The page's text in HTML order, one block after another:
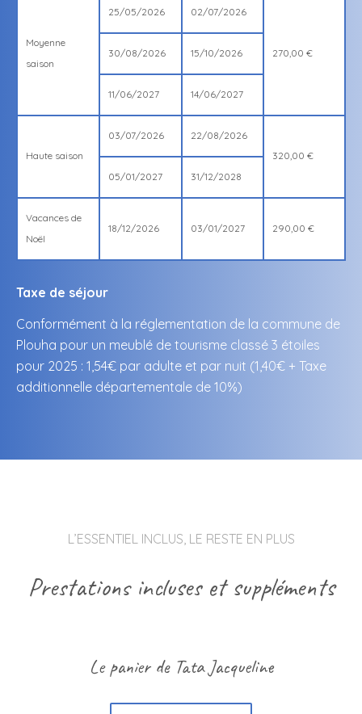
Moyenne
saison
25/05/2026 02/07/2026
270,00 €
30/08/2026 15/10/2026
11/06/2027 14/06/2027
Haute saison
03/07/2026
22/08/2026
320,00 €
05/01/2027
31/12/2028
Vacances de
Noël
18/12/2026 03/01/2027 290,00 €
Taxe de séjour
Conformément à la réglementation de la commune de
Plouha pour un meublé de tourisme classé 3 étoiles
pour 2025 : 1,54€ par adulte et par nuit (1,40€ + Taxe
additionnelle départementale de 10%)
L’ESSENTIEL INCLUS, LE RESTE EN PLUS
Prestations incluses et suppléments
Le panier de Tata Jacqueline